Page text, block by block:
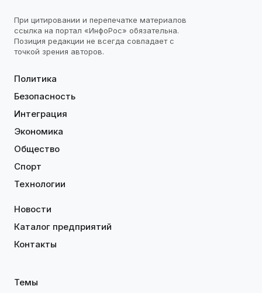
При цитировании и перепечатке материалов
ссылка на портал «ИнфоРос» обязательна.
Позиция редакции не всегда совпадает с
точкой зрения авторов.
Политика
Безопасность
Интеграция
Экономика
Общество
Спорт
Технологии
Новости
Каталог предприятий
Контакты
Темы